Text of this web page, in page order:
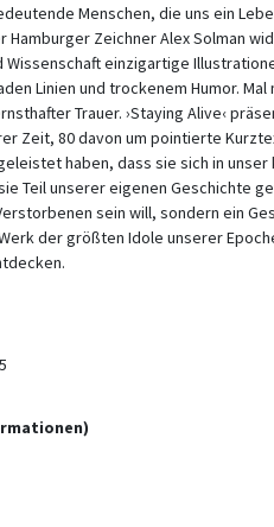
Menschen, die uns ein
Zeichner Alex Solman
einzigartige
Linien und trockenem Humor. Mal
Trauer. ›Staying Alive‹
Zeit, 80 davon um pointierte
haben, dass sie sich in unser
Teil unserer eigenen Geschichte
sein will, sondern ein
der größten Idole unserer